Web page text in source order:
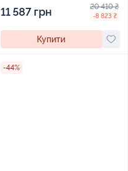
11 587 грн 20 410 ₴
-8 823 ₴
Купити
-44%